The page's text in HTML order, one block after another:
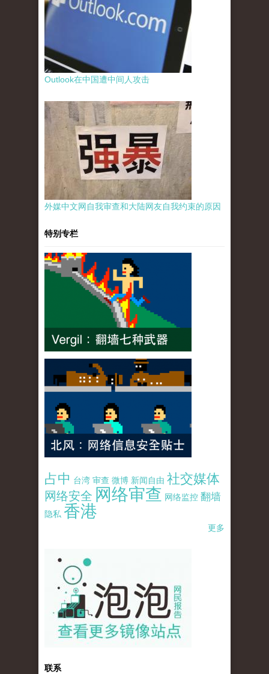
Outlook在中国遭中间人攻击
外媒中文网自我审查和大陆网友自我约束的原因
特别专栏
占中 台湾 审查 微博 新闻自由 社交媒体
网络安全 网络审查 网络监控 翻墙
隐私 香港
更多
pao-pao-banner-mirror-site-120814.jpg
联系